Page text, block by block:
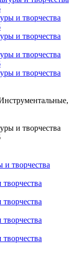
и творчества
и творчества
и творчества
и творчества
,
и творчества